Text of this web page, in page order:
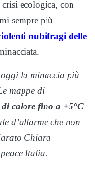
ecologica, con
sempre più
nubifragi delle
oggi la minaccia più
mappe di
di calore fino a +5°C
d’allarme che non
Chiara
Italia.